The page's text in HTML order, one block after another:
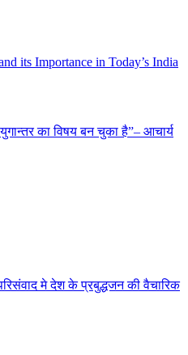
its Importance in Today’s India
का विषय बन चुका है”– आचार्य
मे देश के प्रबुद्धजन की वैचारिक